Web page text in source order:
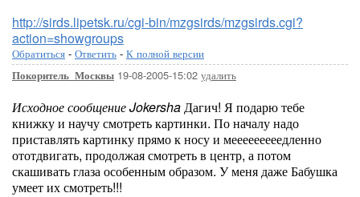
http://sirds.lipetsk.ru/cgi-bin/mzgsirds/mzgsirds.cgi?
action=showgroups
Обратиться - Ответить - К полной версии
Покоритель_Москвы 19-08-2005-15:02 удалить
Исходное сообщение JokershaДагич! Я подарю тебе
книжку и научу смотреть картинки. По началу надо
приставлять картинку прямо к носу и мееееееееедленно
ототдвигать, продолжая смотреть в центр, а потом
скашивать глаза особенным образом. У меня даже Бабушка
умеет их смотреть!!!